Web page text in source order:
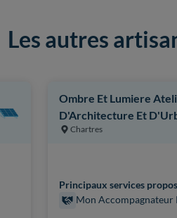
Les autres
Ombre Et Lumiere
D'Architecture Et
Chartres
Principaux services
Mon Accompagnateur